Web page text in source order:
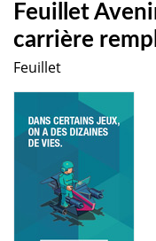
Feuillet
carrière
Feuillet